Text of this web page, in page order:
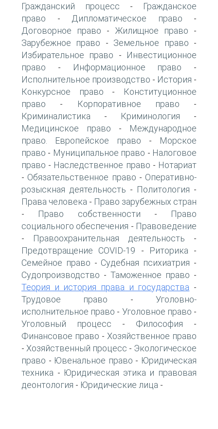
Гражданский процесс -
Гражданское
право - Дипломатическое право -
Договорное право - Жилищное право -
Зарубежное право - Земельное право -
Избирательное право -
Инвестиционное
право - Информационное право -
Исполнительное производство - История -
Конкурсное право -
Конституционное
право - Корпоративное право -
Криминалистика - Криминология -
Медицинское право -
Международное
право. Европейское право -
Морское
право - Муниципальное право - Налоговое
право - Наследственное право - Нотариат
- Обязательственное право - Оперативно-
розыскная деятельность - Политология -
Права человека - Право зарубежных стран
- Право собственности -
Право
социального обеспечения - Правоведение
- Правоохранительная деятельность -
Предотвращение COVID-19 - Риторика -
Семейное право - Судебная психиатрия -
Судопроизводство - Таможенное право -
Теория и история права и государства -
Трудовое право -Уголовно-
исполнительное право - Уголовное право -
Уголовный процесс - Философия -
Финансовое право - Хозяйственное право
- Хозяйственный процесс - Экологическое
право - Ювенальное право - Юридическая
техника - Юридическая этика и правовая
деонтология - Юридические лица -